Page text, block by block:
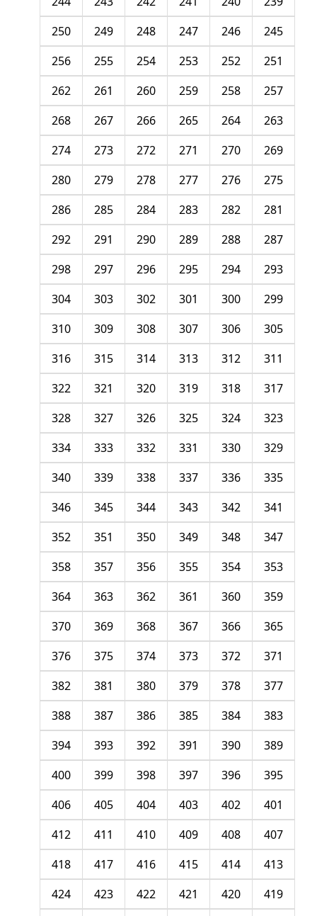
245
246
247
248
249
250
251
252
253
254
255
256
257
258
259
260
261
262
263
264
265
266
267
268
269
270
271
272
273
274
275
276
277
278
279
280
281
282
283
284
285
286
287
288
289
290
291
292
293
294
295
296
297
298
299
300
301
302
303
304
305
306
307
308
309
310
311
312
313
314
315
316
317
318
319
320
321
322
323
324
325
326
327
328
329
330
331
332
333
334
335
336
337
338
339
340
341
342
343
344
345
346
347
348
349
350
351
352
353
354
355
356
357
358
359
360
361
362
363
364
365
366
367
368
369
370
371
372
373
374
375
376
377
378
379
380
381
382
383
384
385
386
387
388
389
390
391
392
393
394
395
396
397
398
399
400
401
402
403
404
405
406
407
408
409
410
411
412
413
414
415
416
417
418
419
420
421
422
423
424